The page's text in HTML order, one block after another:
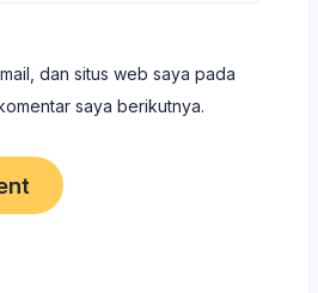
dan situs web saya pada
saya berikutnya.